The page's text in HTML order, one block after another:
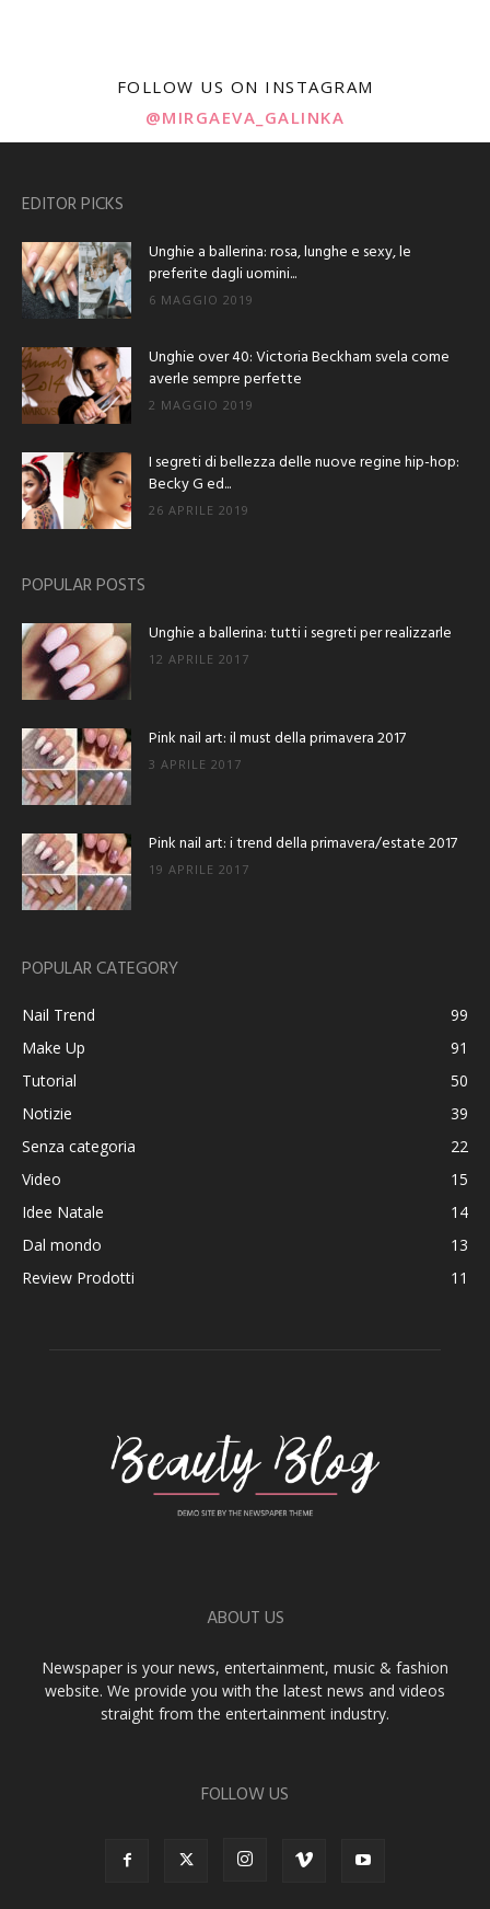
FOLLOW US ON INSTAGRAM
@MIRGAEVA_GALINKA
EDITOR PICKS
Unghie a ballerina: rosa, lunghe e sexy, le
preferite dagli uomini...
6 MAGGIO 2019
Unghie over 40: Victoria Beckham svela come
averle sempre perfette
2 MAGGIO 2019
I segreti di bellezza delle nuove regine hip-hop:
Becky G ed...
26 APRILE 2019
POPULAR POSTS
Unghie a ballerina: tutti i segreti per realizzarle
12 APRILE 2017
Pink nail art: il must della primavera 2017
3 APRILE 2017
Pink nail art: i trend della primavera/estate 2017
19 APRILE 2017
POPULAR CATEGORY
Nail Trend
99
Make Up
91
Tutorial
50
Notizie
39
Senza categoria
22
Video
15
Idee Natale
14
Dal mondo
13
Review Prodotti
11
ABOUT US
Newspaper is your news, entertainment, music & fashion
website. We provide you with the latest news and videos
straight from the entertainment industry.
FOLLOW US